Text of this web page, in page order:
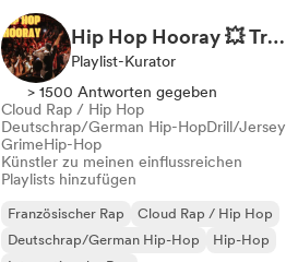
Hip Hop Hooray 💥 Trap, Hype & Party Rap Bangers
Playlist-Kurator
> 1500 Antworten gegeben
Cloud Rap / Hip Hop
Deutschrap/German Hip-HopDrill/Jersey
GrimeHip-Hop
Künstler zu meinen einflussreichen
Playlists hinzufügen
Französischer Rap
Cloud Rap / Hip Hop
Deutschrap/German Hip-Hop
Hip-Hop